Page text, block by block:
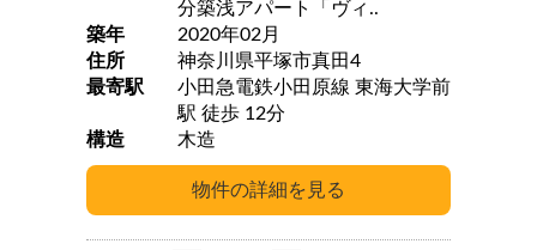
分築浅アパート「ヴィ..
築年
2020年02月
住所
神奈川県平塚市真田4
最寄駅
小田急電鉄小田原線 東海大学前
駅 徒歩 12分
構造
木造